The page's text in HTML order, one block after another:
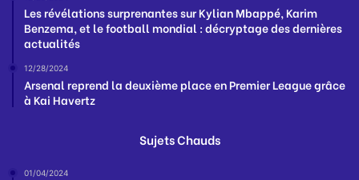
Les révélations surprenantes sur Kylian Mbappé, Karim
Benzema, et le football mondial : décryptage des dernières
actualités
12/28/2024
Arsenal reprend la deuxième place en Premier League grâce
à Kai Havertz
Sujets Chauds
01/04/2024